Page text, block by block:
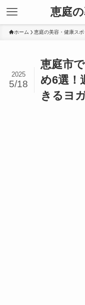
恵庭
ホーム 恵庭の美容・健康スポ
恵庭市
め6選！
きるヨ
2025
5/18